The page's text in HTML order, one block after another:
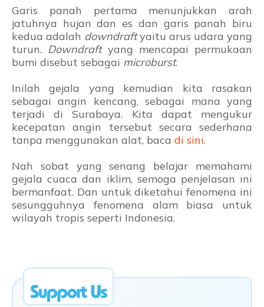
Garis panah pertama menunjukkan arah
jatuhnya hujan dan es dan garis panah biru
kedua adalah downdraftyaitu arus udara yang
turun. Downdraftyang mencapai permukaan
bumi disebut sebagai microburst.
Inilah gejala yang kemudian kita rasakan
sebagai angin kencang, sebagai mana yang
terjadi di Surabaya. Kita dapat mengukur
kecepatan angin tersebut secara sederhana
tanpa menggunakan alat, baca di sini.
Nah sobat yang senang belajar memahami
gejala cuaca dan iklim, semoga penjelasan ini
bermanfaat. Dan untuk diketahui fenomena ini
sesungguhnya fenomena alam biasa untuk
wilayah tropis seperti Indonesia.